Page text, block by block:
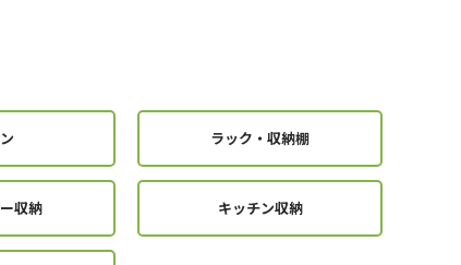
ラック・収納棚
収納 キッチン収納